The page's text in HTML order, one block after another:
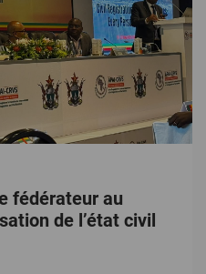
fédérateur au
de l’état civil